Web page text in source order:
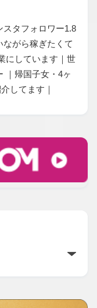
スタフォロワー1.8
がら稼ぎたくて
にしています｜世
｜帰国子女・4ヶ
してます｜